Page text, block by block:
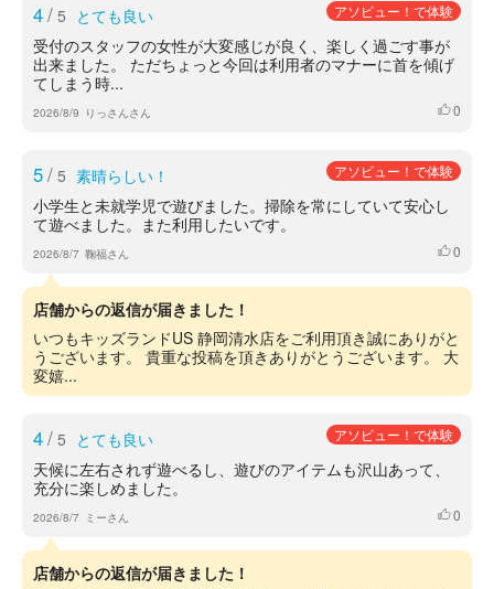
4/ 5 とても良い アソビュー！で体験
受付のスタッフの女性が大変感じが良く、楽しく過ごす事が
出来ました。 ただちょっと今回は利用者のマナーに首を傾げ
てしまう時...
2026/8/9 りっさんさん いいね
0
5/ 5 素晴らしい！ アソビュー！で体験
小学生と未就学児で遊びました。掃除を常にしていて安心し
て遊べました。また利用したいです。
2026/8/7 鞠福さん いいね
0
店舗からの返信が届きました！
いつもキッズランドUS 静岡清水店をご利用頂き誠にありがと
うございます。 貴重な投稿を頂きありがとうございます。 大
変嬉...
4/ 5 とても良い アソビュー！で体験
天候に左右されず遊べるし、遊びのアイテムも沢山あって、
充分に楽しめました。
2026/8/7 ミーさん いいね
0
店舗からの返信が届きました！